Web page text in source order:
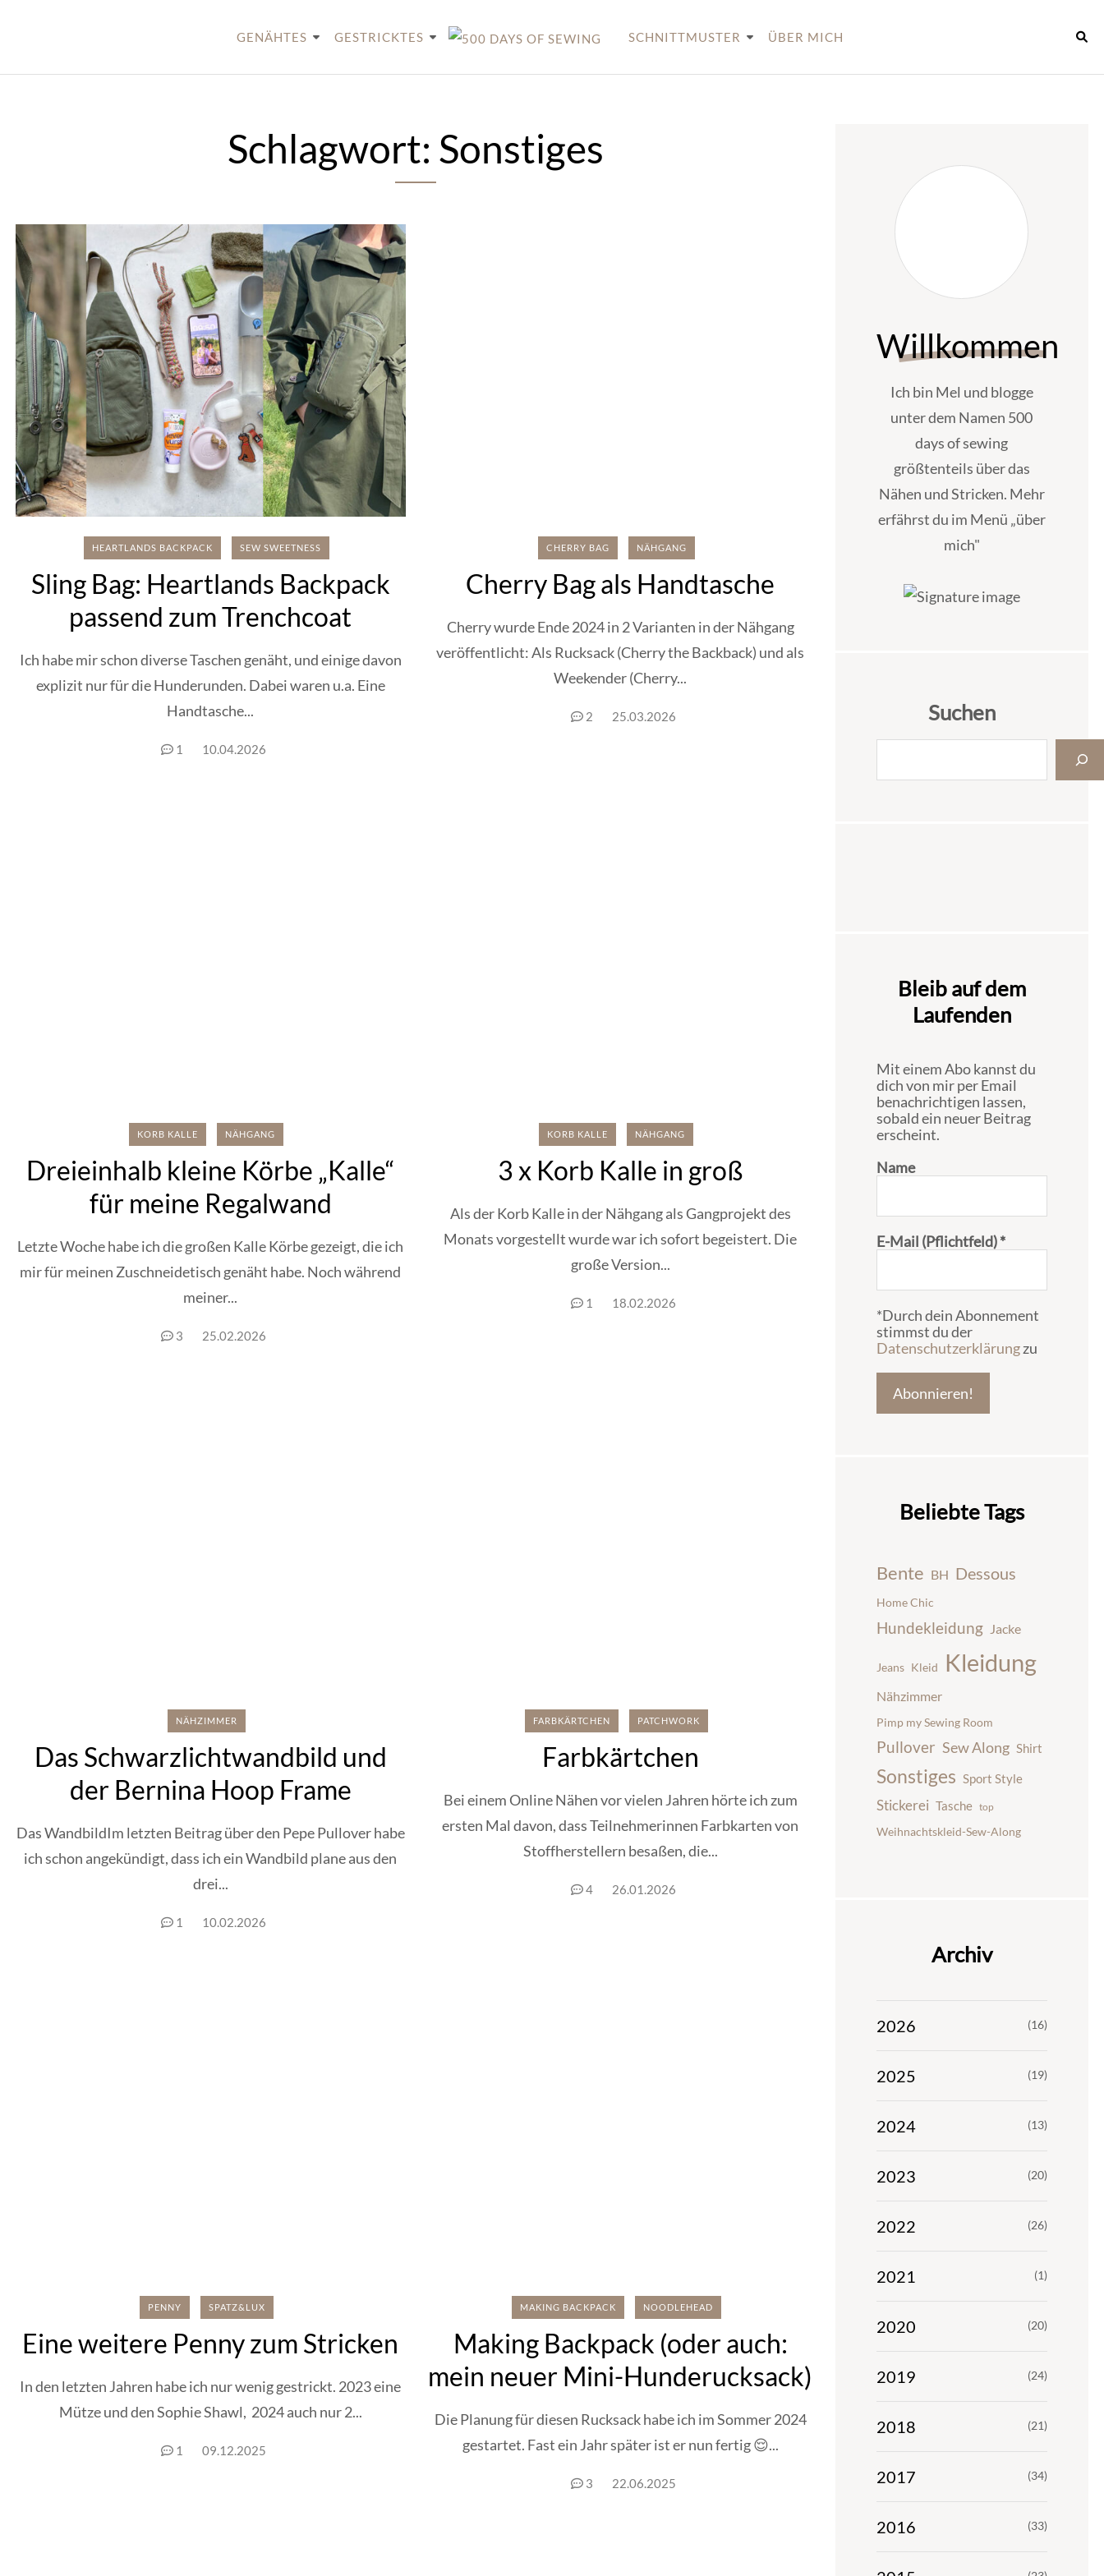
GENÄHTES GESTRICKTES SCHNITTMUSTER ÜBER MICH
Schlagwort: Sonstiges
HEARTLANDS BACKPACK SEW SWEETNESS
Sling Bag: Heartlands Backpack
passend zum Trenchcoat
Ich habe mir schon diverse Taschen genäht, und einige davon
explizit nur für die Hunderunden. Dabei waren u.a. Eine
Handtasche...
1 10.04.2026
CHERRY BAG NÄHGANG
Cherry Bag als Handtasche
Cherry wurde Ende 2024 in 2 Varianten in der Nähgang
veröffentlicht: Als Rucksack (Cherry the Backback) und als
Weekender (Cherry...
2 25.03.2026
KORB KALLE NÄHGANG
Dreieinhalb kleine Körbe „Kalle“
für meine Regalwand
Letzte Woche habe ich die großen Kalle Körbe gezeigt, die ich
mir für meinen Zuschneidetisch genäht habe. Noch während
meiner...
3 25.02.2026
KORB KALLE NÄHGANG
3 x Korb Kalle in groß
Als der Korb Kalle in der Nähgang als Gangprojekt des
Monats vorgestellt wurde war ich sofort begeistert. Die
große Version...
1 18.02.2026
NÄHZIMMER
Das Schwarzlichtwandbild und
der Bernina Hoop Frame
Das WandbildIm letzten Beitrag über den Pepe Pullover habe
ich schon angekündigt, dass ich ein Wandbild plane aus den
drei...
1 10.02.2026
FARBKÄRTCHEN PATCHWORK
Farbkärtchen
Bei einem Online Nähen vor vielen Jahren hörte ich zum
ersten Mal davon, dass Teilnehmerinnen Farbkarten von
Stoffherstellern besaßen, die...
4 26.01.2026
PENNY SPATZ&LUX
Eine weitere Penny zum Stricken
In den letzten Jahren habe ich nur wenig gestrickt. 2023 eine
Mütze und den Sophie Shawl, 2024 auch nur 2...
1 09.12.2025
MAKING BACKPACK NOODLEHEAD
Making Backpack (oder auch:
mein neuer Mini-Hunderucksack)
Die Planung für diesen Rucksack habe ich im Sommer 2024
gestartet. Fast ein Jahr später ist er nun fertig 😌...
3 22.06.2025
Willkommen
Ich bin Mel und blogge
unter dem Namen 500
days of sewing
größtenteils über das
Nähen und Stricken. Mehr
erfährst du im Menü „über
mich"
Suchen
Bleib auf dem
Laufenden
Mit einem Abo kannst du
dich von mir per Email
benachrichtigen lassen,
sobald ein neuer Beitrag
erscheint.
Name
E-Mail (Pflichtfeld)*
*Durch dein Abonnement
stimmst du der
Datenschutzerklärungzu
Beliebte Tags
Bente BH Dessous
Home Chic
Hundekleidung Jacke
Jeans Kleid Kleidung
Nähzimmer
Pimp my Sewing Room
Pullover Sew Along Shirt
Sonstiges Sport Style
Stickerei Tasche top
Weihnachtskleid-Sew-Along
Archiv
2026 (16)
2025 (19)
2024 (13)
2023 (20)
2022 (26)
2021 (1)
2020 (20)
2019 (24)
2018 (21)
2017 (34)
2016 (33)